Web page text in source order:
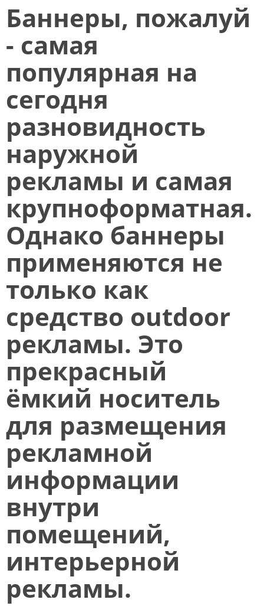
Баннеры, пожалуй
- самая
популярная на
сегодня
разновидность
наружной
рекламы и самая
крупноформатная.
Однако баннеры
применяются не
только как
средство outdoor
рекламы. Это
прекрасный
ёмкий носитель
для размещения
рекламной
информации
внутри
помещений,
интерьерной
рекламы.